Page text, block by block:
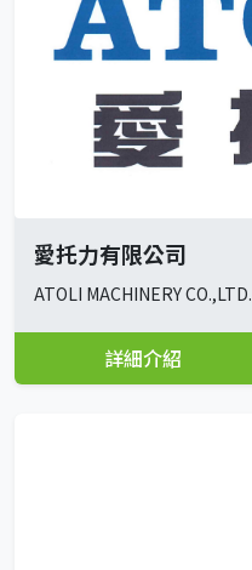
愛托力有限公司
ATOLI MACHINERY CO.,LTD.
詳細介紹